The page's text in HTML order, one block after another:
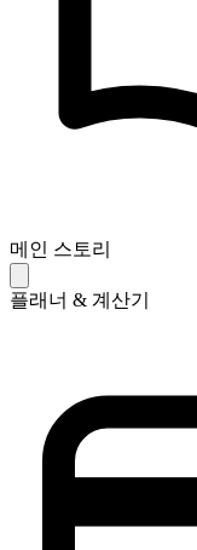
메인 스토리
플래너 & 계산기